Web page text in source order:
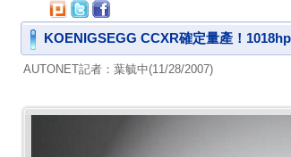
KOENIGSEGG CCXR確定量產！
AUTONET記者：葉毓中(11/28/2007)